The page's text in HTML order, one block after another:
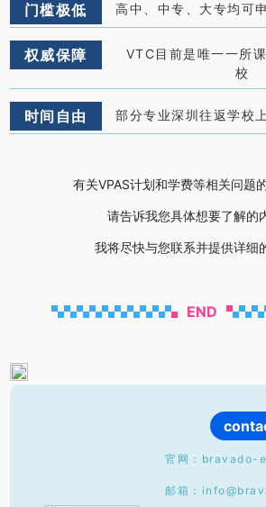
门槛极低 高中、中专、大专均可
权威保障
VTC目前是唯一一所
校
时间自由 部分专业深圳往返学校
有关VPAS计划和学费等相关问题
请告诉我您具体想要了解的
我将尽快与您联系并提供详细
END
官网：bravado-
邮箱：